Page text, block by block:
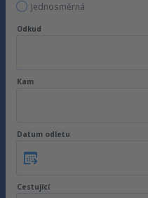
Jednosměrná
Odkud
Kam
Datum odletu
Cestující